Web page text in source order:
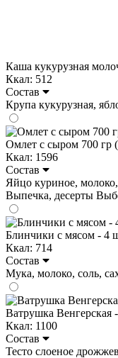
Каша кукурузная
Ккал: 512
Состав
Крупа кукурузная,
Омлет с сыром 700 гр
Ккал: 1596
Состав
Яйцо куриное,
Выпечка, десерты
Блинчики с мясом - 4
Ккал: 714
Состав
Мука, молоко, соль,
Ватрушка Венгерская
Ккал: 1100
Состав
Тесто слоеное